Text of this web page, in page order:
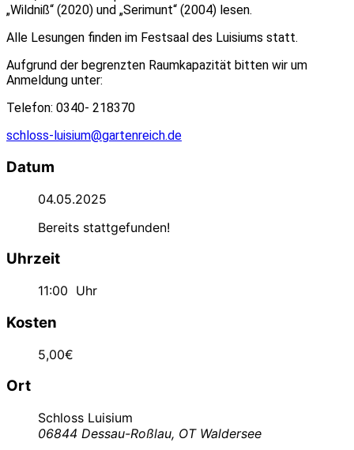
„Wildniß“ (2020) und „Serimunt“ (2004) lesen.
Alle Lesungen finden im Festsaal des Luisiums statt.
Aufgrund der begrenzten Raumkapazität bitten wir um
Anmeldung unter:
Telefon: 0340- 218370
schloss-luisium@gartenreich.de
Datum
04.05.2025
Bereits stattgefunden!
Uhrzeit
11:00 Uhr
Kosten
5,00€
Ort
Schloss Luisium
06844 Dessau-Roßlau, OT Waldersee